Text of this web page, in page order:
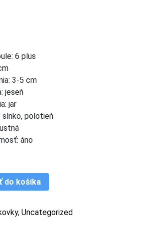
6 plus
3-5 cm
jeseň
jar
slnko, polotieň
áno
Meleagris alba
do košíka
, Uncategorized